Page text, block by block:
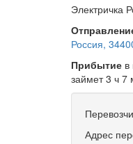
Электричка
Россия,
Прибытие в
займет 3 ч 7
Адрес